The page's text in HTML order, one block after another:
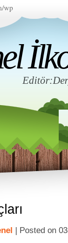
wp
| Posted on